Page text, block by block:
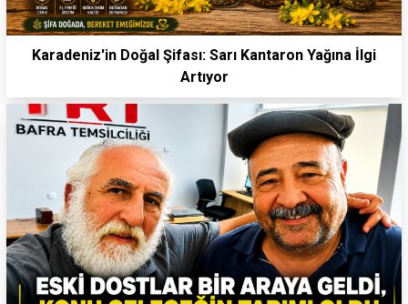
Karadeniz'in Doğal Şifası: Sarı Kantaron Yağına İlgi
Artıyor